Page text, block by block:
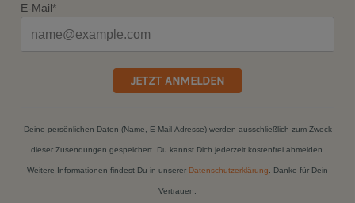
E-Mail*
JETZT ANMELDEN
Deine persönlichen Daten (Name, E-Mail-Adresse) werden ausschließlich zum Zweck
dieser Zusendungen gespeichert. Du kannst Dich jederzeit kostenfrei abmelden.
Weitere Informationen findest Du in unserer Datenschutzerklärung . Danke für Dein
Vertrauen.